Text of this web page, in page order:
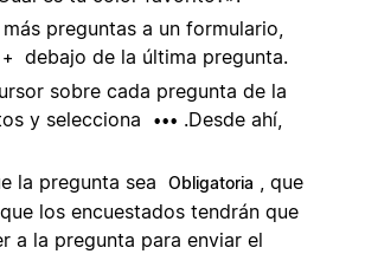
preguntas a un formulario,
+
debajo de la última pregunta.
sobre cada pregunta de la
y selecciona
••• .Desde ahí,
la pregunta sea
Obligatoria
, que
los encuestados tendrán que
a la pregunta para enviar el